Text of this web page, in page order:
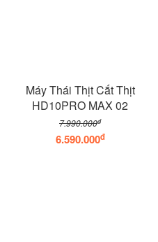
Máy Thái Thịt Cắt Thịt
HD10PRO MAX 02
7.990.000đ
6.590.000đ